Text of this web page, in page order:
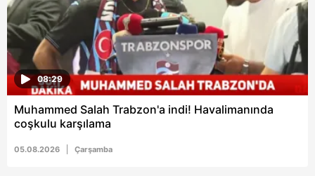
hazırlanmış Aydınlatma Metnimizi okumak ve sitemizde
ilgili mevzuata uygun olarak kullanılan çerezlerle ilgili bilgi
almak için lütfentıklayınız.
08:29
Muhammed Salah Trabzon'a indi! Havalimanında
coşkulu karşılama
05.08.2026 Çarşamba